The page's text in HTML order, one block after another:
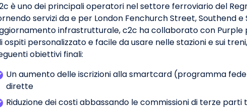
è uno dei principali operatori nel settore ferroviario del
servizi da e per London Fenchurch Street, Southend
infrastrutturale, c2c ha collaborato con Purple
ospiti personalizzato e facile da usare nelle stazioni e sui
obiettivi finali:
Un aumento delle iscrizioni alla smartcard (programma
dirette
Riduzione dei costi abbassando le commissioni di terze